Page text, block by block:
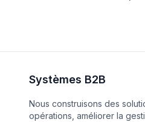
Systèmes B2B
Nous construisons des
opérations, améliorer la